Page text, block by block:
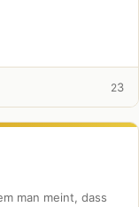
23
man meint, dass